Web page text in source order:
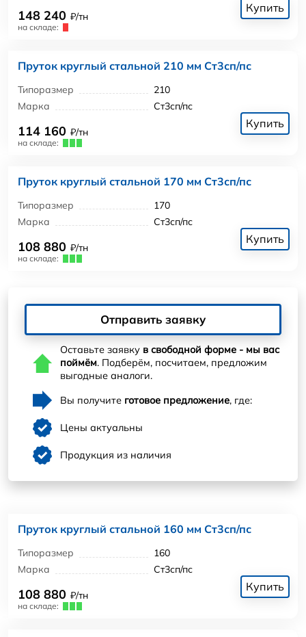
148 240 ₽/тн
на складе:
Купить
Пруток круглый стальной 210 мм Ст3сп/пс
Типоразмер
210
Марка
Ст3сп/пс
114 160 ₽/тн
на складе:
Купить
Пруток круглый стальной 170 мм Ст3сп/пс
Типоразмер
170
Марка
Ст3сп/пс
108 880 ₽/тн
на складе:
Купить
Отправить заявку
Оставьте заявку в свободной форме - мы вас
поймём. Подберём, посчитаем, предложим
выгодные аналоги.
Вы получите готовое предложение, где:
Цены актуальны
Продукция из наличия
Пруток круглый стальной 160 мм Ст3сп/пс
Типоразмер
160
Марка
Ст3сп/пс
108 880 ₽/тн
на складе:
Купить